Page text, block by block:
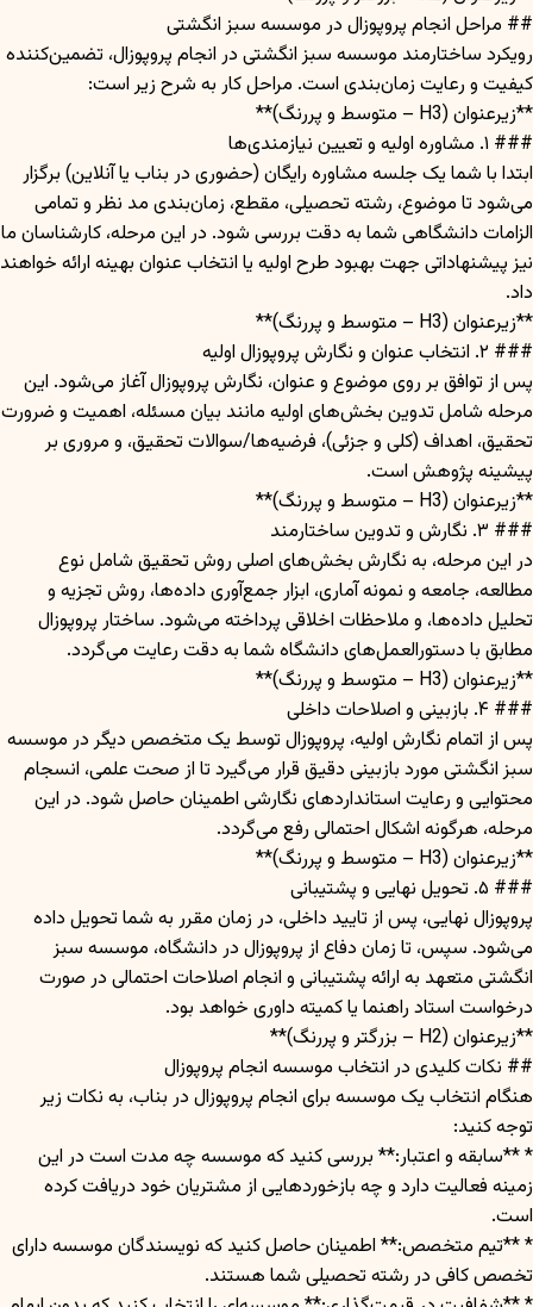
## مراحل انجام پروپوزال در موسسه سبز انگشتی
رویکرد ساختارمند موسسه سبز انگشتی در انجام پروپوزال، تضمین‌کننده
کیفیت و رعایت زمان‌بندی است. مراحل کار به شرح زیر است:
**زیرعنوان (H3 – متوسط و پررنگ)**
### ۱. مشاوره اولیه و تعیین نیازمندی‌ها
ابتدا با شما یک جلسه مشاوره رایگان (حضوری در بناب یا آنلاین) برگزار
می‌شود تا موضوع، رشته تحصیلی، مقطع، زمان‌بندی مد نظر و تمامی
الزامات دانشگاهی شما به دقت بررسی شود. در این مرحله، کارشناسان ما
نیز پیشنهاداتی جهت بهبود طرح اولیه یا انتخاب عنوان بهینه ارائه خواهند
داد.
**زیرعنوان (H3 – متوسط و پررنگ)**
### ۲. انتخاب عنوان و نگارش پروپوزال اولیه
پس از توافق بر روی موضوع و عنوان، نگارش پروپوزال آغاز می‌شود. این
مرحله شامل تدوین بخش‌های اولیه مانند بیان مسئله، اهمیت و ضرورت
تحقیق، اهداف (کلی و جزئی)، فرضیه‌ها/سوالات تحقیق، و مروری بر
پیشینه پژوهش است.
**زیرعنوان (H3 – متوسط و پررنگ)**
### ۳. نگارش و تدوین ساختارمند
در این مرحله، به نگارش بخش‌های اصلی روش تحقیق شامل نوع
مطالعه، جامعه و نمونه آماری، ابزار جمع‌آوری داده‌ها، روش تجزیه و
تحلیل داده‌ها، و ملاحظات اخلاقی پرداخته می‌شود. ساختار پروپوزال
مطابق با دستورالعمل‌های دانشگاه شما به دقت رعایت می‌گردد.
**زیرعنوان (H3 – متوسط و پررنگ)**
### ۴. بازبینی و اصلاحات داخلی
پس از اتمام نگارش اولیه، پروپوزال توسط یک متخصص دیگر در موسسه
سبز انگشتی مورد بازبینی دقیق قرار می‌گیرد تا از صحت علمی، انسجام
محتوایی و رعایت استانداردهای نگارشی اطمینان حاصل شود. در این
مرحله، هرگونه اشکال احتمالی رفع می‌گردد.
**زیرعنوان (H3 – متوسط و پررنگ)**
### ۵. تحویل نهایی و پشتیبانی
پروپوزال نهایی، پس از تایید داخلی، در زمان مقرر به شما تحویل داده
می‌شود. سپس، تا زمان دفاع از پروپوزال در دانشگاه، موسسه سبز
انگشتی متعهد به ارائه پشتیبانی و انجام اصلاحات احتمالی در صورت
درخواست استاد راهنما یا کمیته داوری خواهد بود.
**زیرعنوان (H2 – بزرگتر و پررنگ)**
## نکات کلیدی در انتخاب موسسه انجام پروپوزال
هنگام انتخاب یک موسسه برای انجام پروپوزال در بناب، به نکات زیر
توجه کنید:
* **سابقه و اعتبار:** بررسی کنید که موسسه چه مدت است در این
زمینه فعالیت دارد و چه بازخوردهایی از مشتریان خود دریافت کرده
است.
* **تیم متخصص:** اطمینان حاصل کنید که نویسندگان موسسه دارای
تخصص کافی در رشته تحصیلی شما هستند.